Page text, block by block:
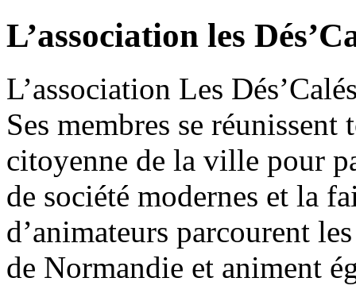
L’association les
L’association Les
Ses membres se
citoyenne de la ville pour
de société modernes et la
d’animateurs parcourent
de Normandie et animent